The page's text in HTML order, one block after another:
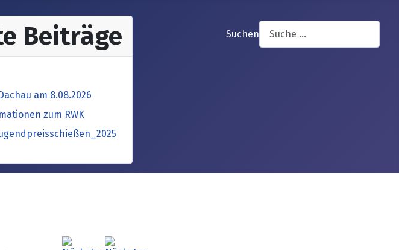
Beiträge
am 8.08.2026
zum RWK
Suchen